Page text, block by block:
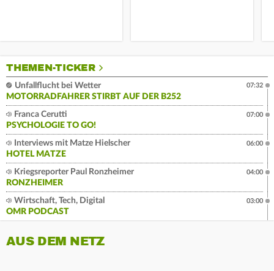
THEMEN-TICKER
Unfallflucht bei Wetter
MOTORRADFAHRER STIRBT AUF DER B252
07:32
Franca Cerutti
PSYCHOLOGIE TO GO!
07:00
Interviews mit Matze Hielscher
HOTEL MATZE
06:00
Kriegsreporter Paul Ronzheimer
RONZHEIMER
04:00
Wirtschaft, Tech, Digital
OMR PODCAST
03:00
AUS DEM NETZ